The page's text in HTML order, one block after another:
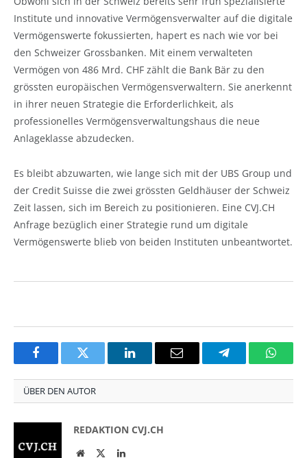
Institute und innovative Vermögensverwalter auf die digitale
Vermögenswerte fokussierten, hapert es nach wie vor bei
den Schweizer Grossbanken. Mit einem verwalteten
Vermögen von 486 Mrd. CHF zählt die Bank Bär zu den
grössten europäischen Vermögensverwaltern. Sie anerkennt
in ihrer neuen Strategie die Erforderlichkeit, als
professionelles Vermögensverwaltungshaus die neue
Anlageklasse abzudecken.
Es bleibt abzuwarten, wie lange sich mit der UBS Group und
der Credit Suisse die zwei grössten Geldhäuser der Schweiz
Zeit lassen, sich im Bereich zu positionieren. Eine CVJ.CH
Anfrage bezüglich einer Strategie rund um digitale
Vermögenswerte blieb von beiden Instituten unbeantwortet.
FacebookTwitter LinkedInEmail Telegram
ÜBER DEN AUTOR
REDAKTION CVJ.CH
WebsiteTwitterLinkedIn